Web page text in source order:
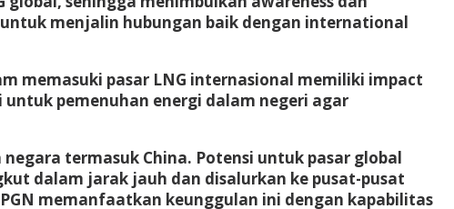
menjalin hubungan baik dengan international
memasuki pasar LNG internasional memiliki impact
pemenuhan energi dalam negeri agar
termasuk China. Potensi untuk pasar global
dalam jarak jauh dan disalurkan ke pusat-pusat
memanfaatkan keunggulan ini dengan kapabilitas